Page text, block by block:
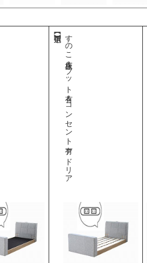
すのこ床板＆フット有＆コンセント有 アドリア